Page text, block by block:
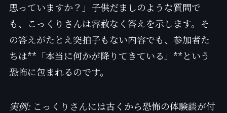
思っていますか？」――子供だましのような質問で
も、こっくりさんは容赦なく答えを示します。そ
の答えがたとえ突拍子もない内容でも、参加者た
ちは**「本当に何かが降りてきている」**という
恐怖に包まれるのです。
実例:こっくりさんには古くから恐怖の体験談が付